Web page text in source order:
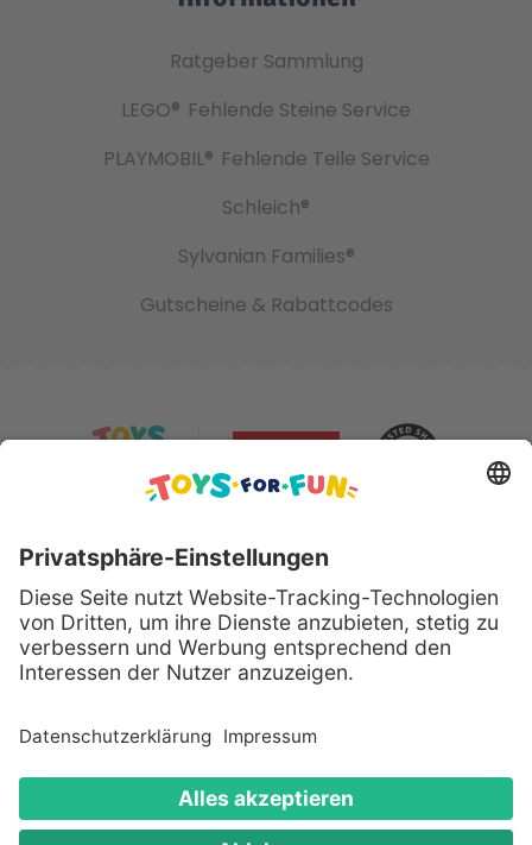
Ratgeber Sammlung
LEGO® Fehlende Steine Service
PLAYMOBIL® Fehlende Teile Service
Schleich®
Sylvanian Families®
Gutscheine & Rabattcodes
Sicher bezahlen mit:
Alle genannten Produkte und Logos sind eingetragene
Warenzeichen der jeweiligen Hersteller.
Copyright © 2008 - 2026 Toys for Fun GmbH - Alle
Rechte vorbehalten